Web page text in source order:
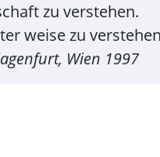
zu verstehen.
weise zu
Wien 1997